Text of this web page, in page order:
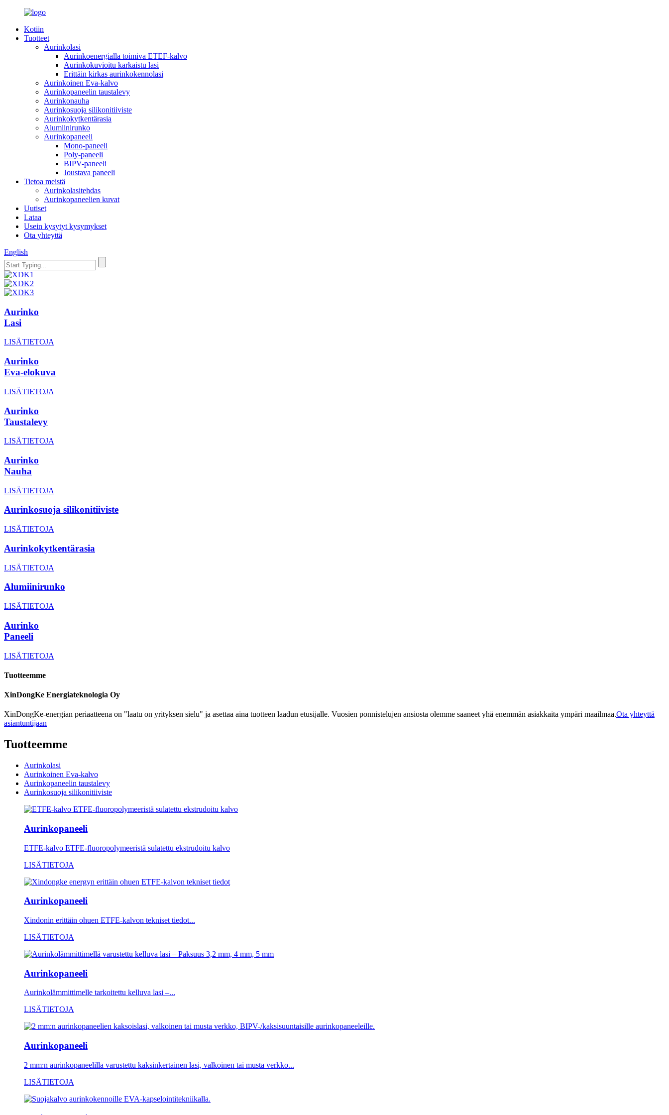
Kotiin
Tuotteet
Aurinkolasi
Aurinkoenergialla toimiva ETEF-kalvo
Aurinkokuvioitu karkaistu lasi
Erittäin kirkas aurinkokennolasi
Aurinkoinen Eva-kalvo
Aurinkopaneelin taustalevy
Aurinkonauha
Aurinkosuoja silikonitiiviste
Aurinkokytkentärasia
Alumiinirunko
Aurinkopaneeli
Mono-paneeli
Poly-paneeli
BIPV-paneeli
Joustava paneeli
Tietoa meistä
Aurinkolasitehdas
Aurinkopaneelien kuvat
Uutiset
Lataa
Usein kysytyt kysymykset
Ota yhteyttä
English
Aurinko
Lasi
LISÄTIETOJA
Aurinko
Eva-elokuva
LISÄTIETOJA
Aurinko
Taustalevy
LISÄTIETOJA
Aurinko
Nauha
LISÄTIETOJA
Aurinkosuoja silikonitiiviste
LISÄTIETOJA
Aurinkokytkentärasia
LISÄTIETOJA
Alumiinirunko
LISÄTIETOJA
Aurinko
Paneeli
LISÄTIETOJA
Tuotteemme
XinDongKe Energiateknologia Oy
XinDongKe-energian periaatteena on "laatu on yrityksen sielu" ja asettaa aina tuotteen laadun etusijalle. Vuosien ponnistelujen ansiosta olemme saaneet yhä enemmän asiakkaita ympäri maailmaa.Ota yhteyttä
asiantuntijaan
Tuotteemme
Aurinkolasi
Aurinkoinen Eva-kalvo
Aurinkopaneelin taustalevy
Aurinkosuoja silikonitiiviste
Aurinkopaneeli
ETFE-kalvo ETFE-fluoropolymeeristä sulatettu ekstrudoitu kalvo
LISÄTIETOJA
Aurinkopaneeli
Xindonin erittäin ohuen ETFE-kalvon tekniset tiedot...
LISÄTIETOJA
Aurinkopaneeli
Aurinkolämmittimelle tarkoitettu kelluva lasi –...
LISÄTIETOJA
Aurinkopaneeli
2 mm:n aurinkopaneelilla varustettu kaksinkertainen lasi, valkoinen tai musta verkko...
LISÄTIETOJA